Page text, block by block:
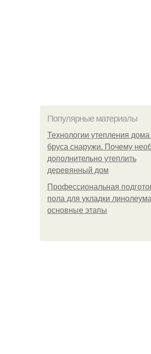
Популярные материалы
Технологии утепления дома
бруса снаружи. Почему
дополнительно утеплить
деревянный дом
Профессиональная
пола для укладки
основные этапы